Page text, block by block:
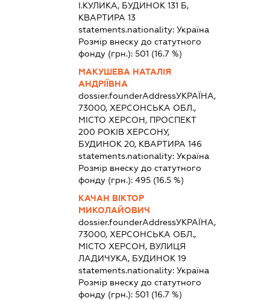
І.КУЛИКА, БУДИНОК 131 Б,
КВАРТИРА 13
statements.nationality: Україна
Розмір внеску до статутного
фонду (грн.): 501 (16.7 %)
МАКУШЕВА НАТАЛІЯ
АНДРІЇВНА
dossier.founderAddressУКРАЇНА,
73000, ХЕРСОНСЬКА ОБЛ.,
МІСТО ХЕРСОН, ПРОСПЕКТ
200 РОКІВ ХЕРСОНУ,
БУДИНОК 20, КВАРТИРА 146
statements.nationality: Україна
Розмір внеску до статутного
фонду (грн.): 495(16.5 %)
КАЧАН ВІКТОР
МИКОЛАЙОВИЧ
dossier.founderAddressУКРАЇНА,
73000, ХЕРСОНСЬКА ОБЛ.,
МІСТО ХЕРСОН, ВУЛИЦЯ
ЛАДИЧУКА, БУДИНОК 19
statements.nationality: Україна
Розмір внеску до статутного
фонду (грн.): 501 (16.7 %)